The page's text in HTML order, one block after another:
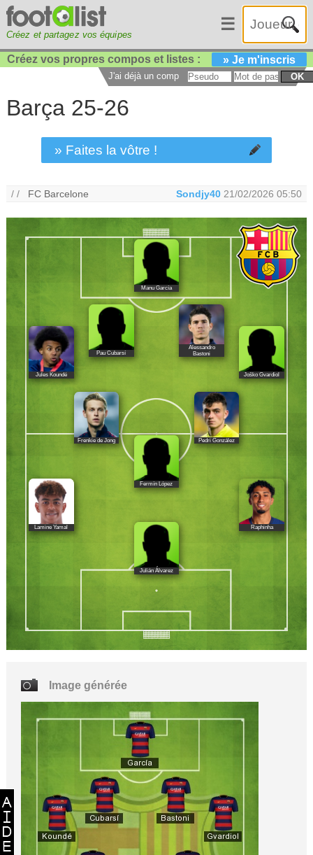
Créez et partagez vos équipes
☰
Créez vos propres compos et listes : » Je m'inscris
J'ai déjà un compte : OK
Barça 25-26
» Faites la vôtre !
/ / FC Barcelone Sondjy40 21/02/2026 05:50
Manu García
Jules Koundé
Pau Cubarsí
Alessandro
Bastoni
Joško Gvardiol
Frenkie de Jong Pedri González
Fermín López
Raphinha
Lamine Yamal
Julián Álvarez
Image générée